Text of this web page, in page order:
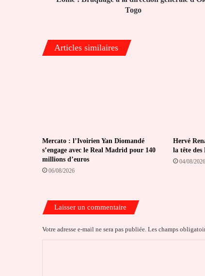
Togo
Articles similaires
Mercato : l’Ivoirien Yan Diomandé
s’engage avec le Real Madrid pour 140
millions d’euros
06/08/2026
Hervé
la tête des
04/08/2026
Laisser un commentaire
Votre adresse e-mail ne sera pas publiée. Les champs